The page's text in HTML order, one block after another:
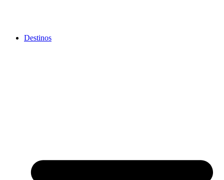
Destinos